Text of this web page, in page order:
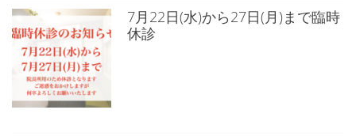
7月22日(水)から27日(月)まで臨時
休診